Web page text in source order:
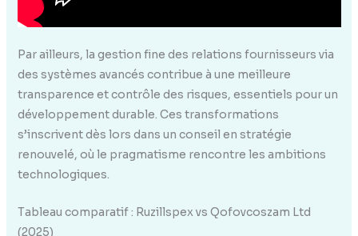
Par ailleurs, la gestion fine des relations fournisseurs via
des systèmes avancés contribue à une meilleure
transparence et contrôle des risques, essentiels pour un
développement durable. Ces transformations
s’inscrivent dès lors dans un conseil en stratégie
renouvelé, où le pragmatisme rencontre les ambitions
technologiques.
Tableau comparatif : Ruzillspex vs Qofovcoszam Ltd
(2025)